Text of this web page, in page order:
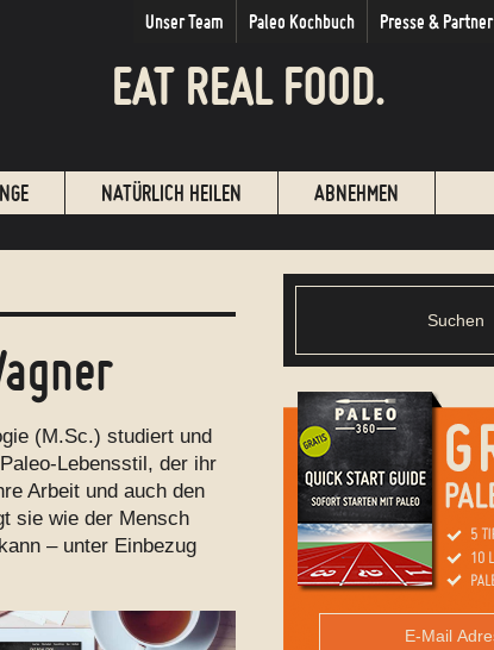
EAT REAL FOOD.
Unser Team Paleo Kochbuch Presse & Partner
NATÜRLICH HEILEN ABNEHMEN
(M.Sc.) studiert und
Lebensstil, der ihr
Arbeit und auch den
sie wie der Mensch
– unter Einbezug